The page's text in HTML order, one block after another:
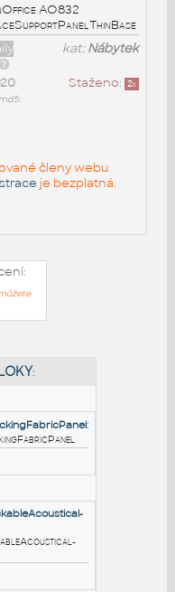
AO832
kat:Nábytek
Staženo: 2x
md5:
členy webu
je bezplatná.
BLOKY